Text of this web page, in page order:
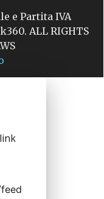
e Partita IVA
ALL RIGHTS